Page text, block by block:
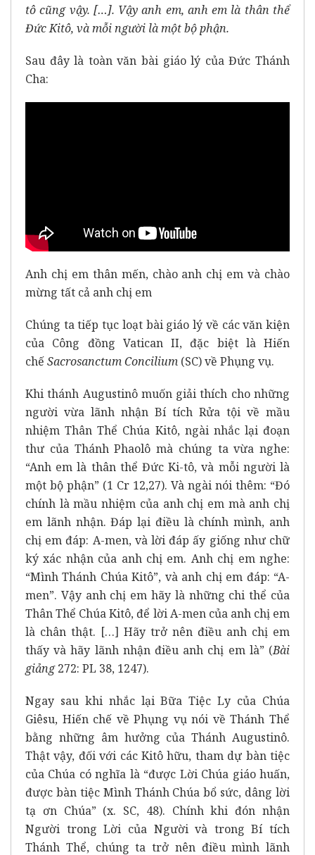
tô cũng vậy. […]. Vậy anh em, anh em là thân thể
Đức Kitô, và mỗi người là một bộ phận.
Sau đây là toàn văn bài giáo lý của Đức Thánh
Cha:
Anh chị em thân mến, chào anh chị em và chào
mừng tất cả anh chị em
Chúng ta tiếp tục loạt bài giáo lý về các văn kiện
của Công đồng Vatican II, đặc biệt là Hiến
chếSacrosanctum Concilium (SC) về Phụng vụ.
Khi thánh Augustinô muốn giải thích cho những
người vừa lãnh nhận Bí tích Rửa tội về mầu
nhiệm Thân Thể Chúa Kitô, ngài nhắc lại đoạn
thư của Thánh Phaolô mà chúng ta vừa nghe:
“Anh em là thân thể Đức Ki-tô, và mỗi người là
một bộ phận” (1 Cr 12,27). Và ngài nói thêm: “Đó
chính là mầu nhiệm của anh chị em mà anh chị
em lãnh nhận. Đáp lại điều là chính mình, anh
chị em đáp: A-men, và lời đáp ấy giống như chữ
ký xác nhận của anh chị em. Anh chị em nghe:
“Mình Thánh Chúa Kitô”, và anh chị em đáp: “A-
men”. Vậy anh chị em hãy là những chi thể của
Thân Thể Chúa Kitô, để lời A-men của anh chị em
là chân thật. […] Hãy trở nên điều anh chị em
thấy và hãy lãnh nhận điều anh chị em là” (Bài
giảng272: PL 38, 1247).
Ngay sau khi nhắc lại Bữa Tiệc Ly của Chúa
Giêsu, Hiến chế về Phụng vụ nói về Thánh Thể
bằng những âm hưởng của Thánh Augustinô.
Thật vậy, đối với các Kitô hữu, tham dự bàn tiệc
của Chúa có nghĩa là “được Lời Chúa giáo huấn,
được bàn tiệc Mình Thánh Chúa bổ sức, dâng lời
tạ ơn Chúa” (x. SC, 48). Chính khi đón nhận
Người trong Lời của Người và trong Bí tích
Thánh Thể, chúng ta trở nên điều mình lãnh